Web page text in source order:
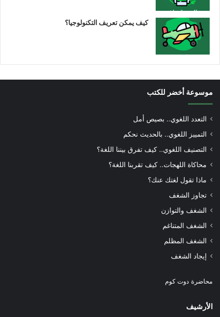
كيف يمكن تعريف التكنولوجيا؟
موسوعة أخضر للكتب
التعدد اللغوي.. بصيص أمل
التمييز اللغوي.. بالحديث نحكم
التصنيف اللغوي.. كيف تفرق بيننا اللغة؟
محاكاة اللهجات.. كيف تقربنا اللغة؟
ماذا تقول لغتك عنك؟
تجاوز الشغف
الشغف والتوازن
الشغف المتناغم
الشغف المظلم
إيجاد الشغف
محاضرة دوت كوم
الأرشيف